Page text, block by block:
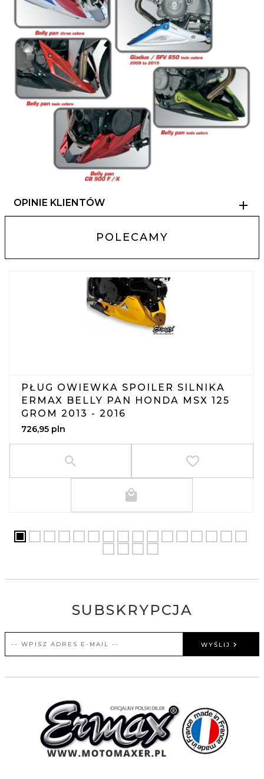
OPINIE KLIENTÓW
POLECAMY
PŁUG OWIEWKA SPOILER SILNIKA
ERMAX BELLY PAN HONDA MSX 125
GROM 2013 - 2016
726,95 pln
SUBSKRYPCJA
WYŚLIJ